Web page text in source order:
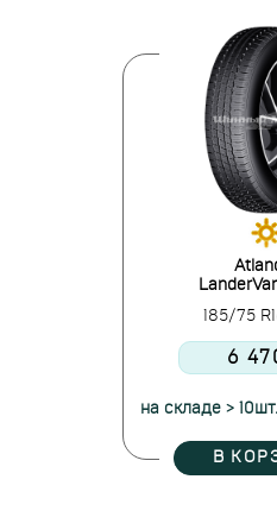
185/75
6
на складе > 10шт.
В